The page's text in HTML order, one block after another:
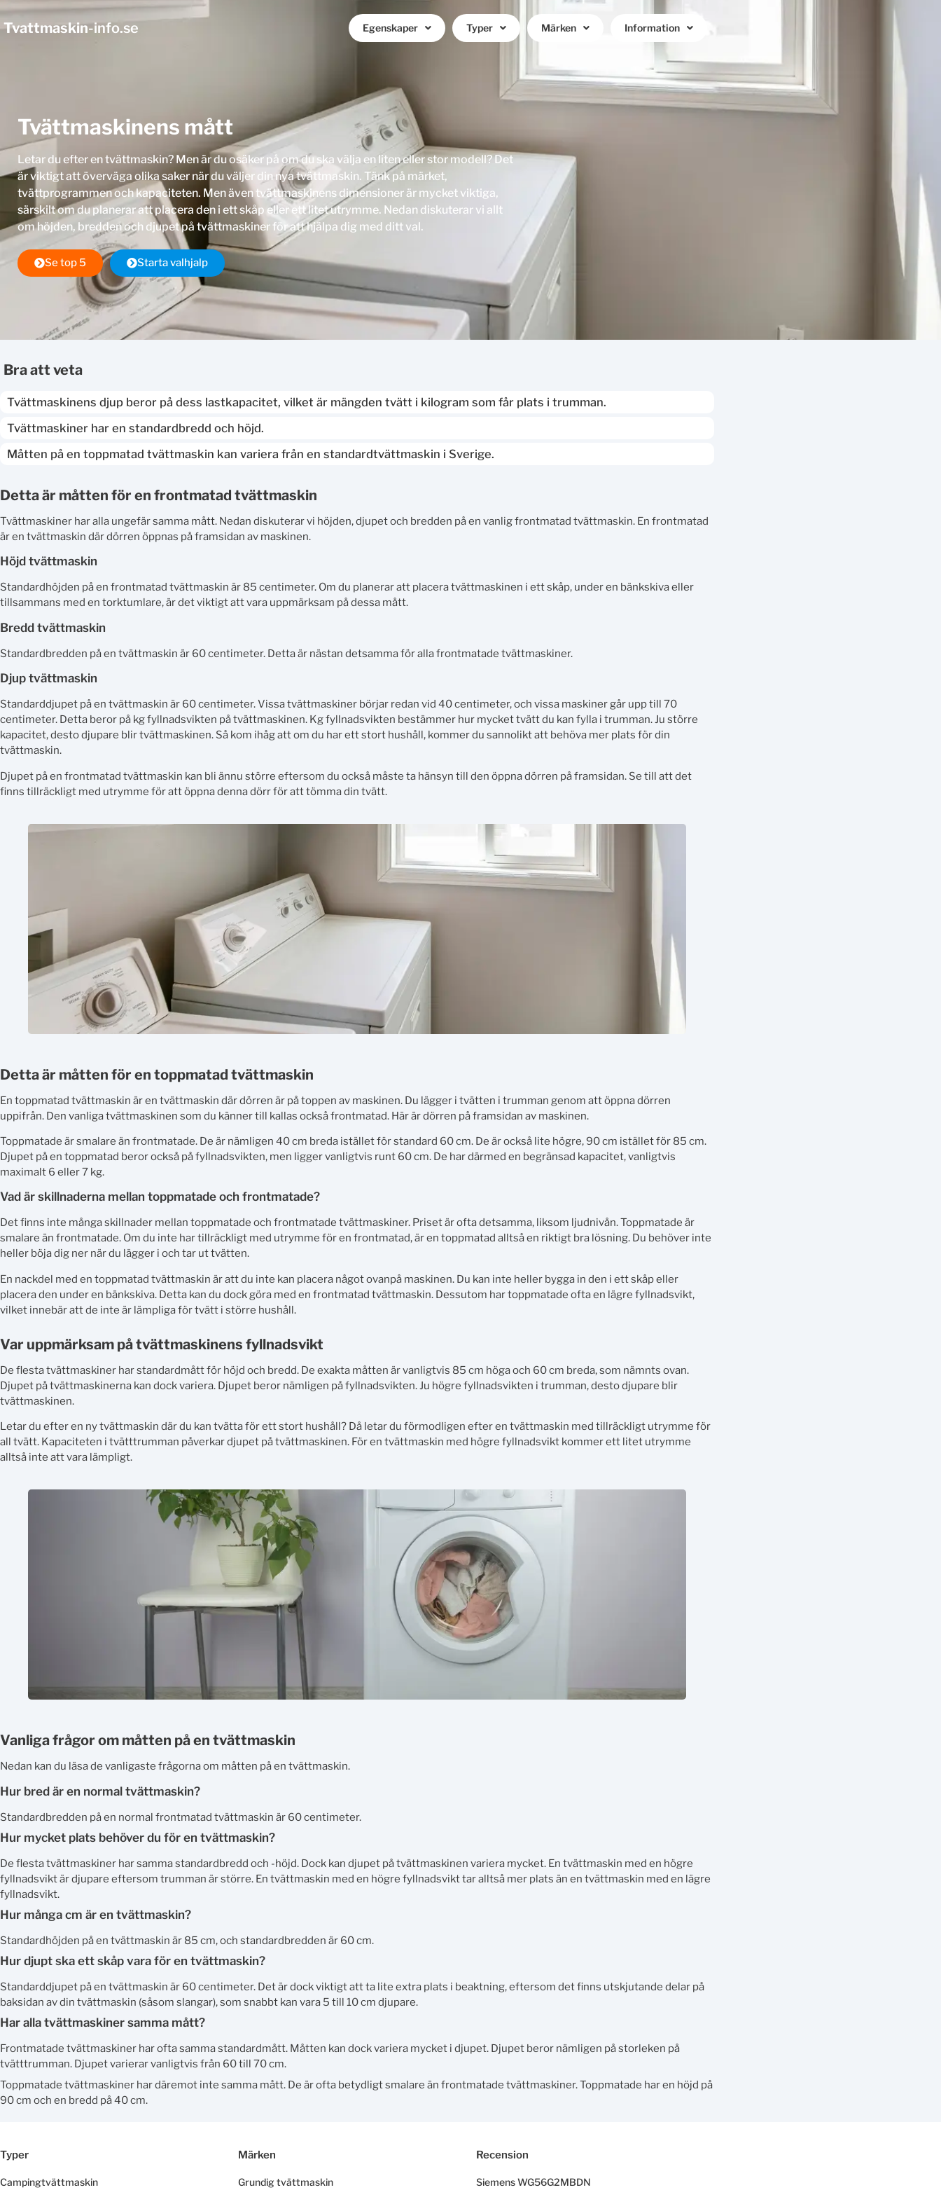
Tvattmaskin-info.se Egenskaper Typer Märken Information
Tvättmaskinens mått
Letar du efter en tvättmaskin? Men är du osäker på om du ska välja en liten eller stor modell? Det
är viktigt att överväga olika saker när du väljer din nya tvättmaskin. Tänk på märket,
tvättprogrammen och kapaciteten. Men även tvättmaskinens dimensioner är mycket viktiga,
särskilt om du planerar att placera den i ett skåp eller ett litet utrymme. Nedan diskuterar vi allt
om höjden, bredden och djupet på tvättmaskiner för att hjälpa dig med ditt val.
Se top 5 Starta valhjalp
bra att veta
Tvättmaskinens djup beror på dess lastkapacitet, vilket är mängden tvätt i kilogram som får plats i trumman.
Tvättmaskiner har en standardbredd och höjd.
Måtten på en toppmatad tvättmaskin kan variera från en standardtvättmaskin i Sverige.
Detta är måtten för en frontmatad tvättmaskin
Tvättmaskiner har alla ungefär samma mått. Nedan diskuterar vi höjden, djupet och bredden på en vanlig frontmatad tvättmaskin. En frontmatad
är en tvättmaskin där dörren öppnas på framsidan av maskinen.
Höjd tvättmaskin
Standardhöjden på en frontmatad tvättmaskin är 85 centimeter. Om du planerar att placera tvättmaskinen i ett skåp, under en bänkskiva eller
tillsammans med en torktumlare, är det viktigt att vara uppmärksam på dessa mått.
Bredd tvättmaskin
Standardbredden på en tvättmaskin är 60 centimeter. Detta är nästan detsamma för alla frontmatade tvättmaskiner.
Djup tvättmaskin
Standarddjupet på en tvättmaskin är 60 centimeter. Vissa tvättmaskiner börjar redan vid 40 centimeter, och vissa maskiner går upp till 70
centimeter. Detta beror på kg fyllnadsvikten på tvättmaskinen. Kg fyllnadsvikten bestämmer hur mycket tvätt du kan fylla i trumman. Ju större
kapacitet, desto djupare blir tvättmaskinen. Så kom ihåg att om du har ett stort hushåll, kommer du sannolikt att behöva mer plats för din
tvättmaskin.
Djupet på en frontmatad tvättmaskin kan bli ännu större eftersom du också måste ta hänsyn till den öppna dörren på framsidan. Se till att det
finns tillräckligt med utrymme för att öppna denna dörr för att tömma din tvätt.
Detta är måtten för en toppmatad tvättmaskin
En toppmatad tvättmaskin är en tvättmaskin där dörren är på toppen av maskinen. Du lägger i tvätten i trumman genom att öppna dörren
uppifrån. Den vanliga tvättmaskinen som du känner till kallas också frontmatad. Här är dörren på framsidan av maskinen.
Toppmatade är smalare än frontmatade. De är nämligen 40 cm breda istället för standard 60 cm. De är också lite högre, 90 cm istället för 85 cm.
Djupet på en toppmatad beror också på fyllnadsvikten, men ligger vanligtvis runt 60 cm. De har därmed en begränsad kapacitet, vanligtvis
maximalt 6 eller 7 kg.
Vad är skillnaderna mellan toppmatade och frontmatade?
Det finns inte många skillnader mellan toppmatade och frontmatade tvättmaskiner. Priset är ofta detsamma, liksom ljudnivån. Toppmatade är
smalare än frontmatade. Om du inte har tillräckligt med utrymme för en frontmatad, är en toppmatad alltså en riktigt bra lösning. Du behöver inte
heller böja dig ner när du lägger i och tar ut tvätten.
En nackdel med en toppmatad tvättmaskin är att du inte kan placera något ovanpå maskinen. Du kan inte heller bygga in den i ett skåp eller
placera den under en bänkskiva. Detta kan du dock göra med en frontmatad tvättmaskin. Dessutom har toppmatade ofta en lägre fyllnadsvikt,
vilket innebär att de inte är lämpliga för tvätt i större hushåll.
Var uppmärksam på tvättmaskinens fyllnadsvikt
De flesta tvättmaskiner har standardmått för höjd och bredd. De exakta måtten är vanligtvis 85 cm höga och 60 cm breda, som nämnts ovan.
Djupet på tvättmaskinerna kan dock variera. Djupet beror nämligen på fyllnadsvikten. Ju högre fyllnadsvikten i trumman, desto djupare blir
tvättmaskinen.
Letar du efter en ny tvättmaskin där du kan tvätta för ett stort hushåll? Då letar du förmodligen efter en tvättmaskin med tillräckligt utrymme för
all tvätt. Kapaciteten i tvätttrumman påverkar djupet på tvättmaskinen. För en tvättmaskin med högre fyllnadsvikt kommer ett litet utrymme
alltså inte att vara lämpligt.
Vanliga frågor om måtten på en tvättmaskin
Nedan kan du läsa de vanligaste frågorna om måtten på en tvättmaskin.
Hur bred är en normal tvättmaskin?
Standardbredden på en normal frontmatad tvättmaskin är 60 centimeter.
Hur mycket plats behöver du för en tvättmaskin?
De flesta tvättmaskiner har samma standardbredd och -höjd. Dock kan djupet på tvättmaskinen variera mycket. En tvättmaskin med en högre
fyllnadsvikt är djupare eftersom trumman är större. En tvättmaskin med en högre fyllnadsvikt tar alltså mer plats än en tvättmaskin med en lägre
fyllnadsvikt.
Hur många cm är en tvättmaskin?
Standardhöjden på en tvättmaskin är 85 cm, och standardbredden är 60 cm.
Hur djupt ska ett skåp vara för en tvättmaskin?
Standarddjupet på en tvättmaskin är 60 centimeter. Det är dock viktigt att ta lite extra plats i beaktning, eftersom det finns utskjutande delar på
baksidan av din tvättmaskin (såsom slangar), som snabbt kan vara 5 till 10 cm djupare.
Har alla tvättmaskiner samma mått?
Frontmatade tvättmaskiner har ofta samma standardmått. Måtten kan dock variera mycket i djupet. Djupet beror nämligen på storleken på
tvätttrumman. Djupet varierar vanligtvis från 60 till 70 cm.
Toppmatade tvättmaskiner har däremot inte samma mått. De är ofta betydligt smalare än frontmatade tvättmaskiner. Toppmatade har en höjd på
90 cm och en bredd på 40 cm.
Typer
Campingtvättmaskin
Märken
Grundig tvättmaskin
Recension
Siemens WG56G2MBDN